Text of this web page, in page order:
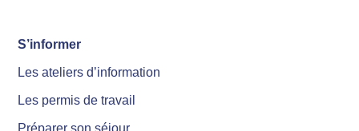
S’informer
Les ateliers d’information
Les permis de travail
Préparer son séjour